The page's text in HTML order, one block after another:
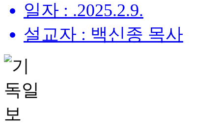
일자 : .2025.2.9.
설교자 : 백신종 목사